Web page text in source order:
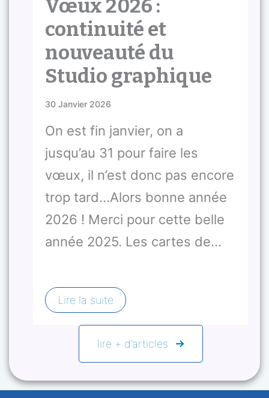
Vœux 2026 :
continuité et
nouveauté du
Studio graphique
30 Janvier 2026
On est fin janvier, on a
jusqu’au 31 pour faire les
vœux, il n’est donc pas encore
trop tard…Alors bonne année
2026 ! Merci pour cette belle
année 2025. Les cartes de…
Lire la suite
lire + d’articles